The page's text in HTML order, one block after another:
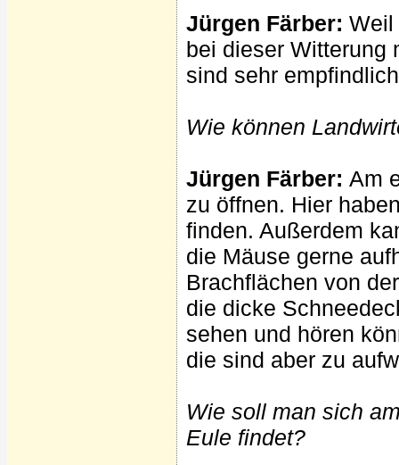
Jürgen Färber: Weil
bei dieser Witterung
sind sehr
Wie können
Jürgen Färber: Am
zu öffnen. Hier
finden. Außerdem
die Mäuse gerne
Brachflächen von
die dicke
sehen und hören
die sind aber zu
Wie soll man sich
Eule findet?